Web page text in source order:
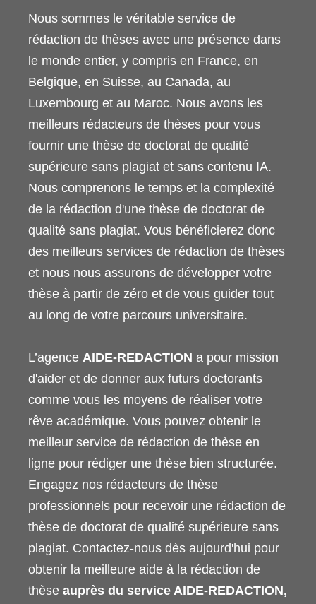
Nous sommes le véritable service de
rédaction de thèses avec une présence dans
le monde entier, y compris en France, en
Belgique, en Suisse, au Canada, au
Luxembourg et au Maroc. Nous avons les
meilleurs rédacteurs de thèses pour vous
fournir une thèse de doctorat de qualité
supérieure sans plagiat et sans contenu IA.
Nous comprenons le temps et la complexité
de la rédaction d'une thèse de doctorat de
qualité sans plagiat. Vous bénéficierez donc
des meilleurs services de rédaction de thèses
et nous nous assurons de développer votre
thèse à partir de zéro et de vous guider tout
au long de votre parcours universitaire.
L’agence AIDE-REDACTION a pour mission
d'aider et de donner aux futurs doctorants
comme vous les moyens de réaliser votre
rêve académique. Vous pouvez obtenir le
meilleur service de rédaction de thèse en
ligne pour rédiger une thèse bien structurée.
Engagez nos rédacteurs de thèse
professionnels pour recevoir une rédaction de
thèse de doctorat de qualité supérieure sans
plagiat. Contactez-nous dès aujourd'hui pour
obtenir la meilleure aide à la rédaction de
thèse auprès du service AIDE-REDACTION,